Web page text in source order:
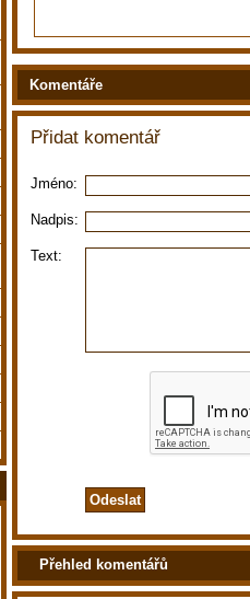
Komentáře
Přidat komentář
Jméno:
Nadpis:
Text:
Přehled komentářů